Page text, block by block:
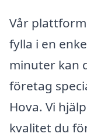
Vår
fylla i en
minuter kan
företag
Hova. Vi
kvalitet du